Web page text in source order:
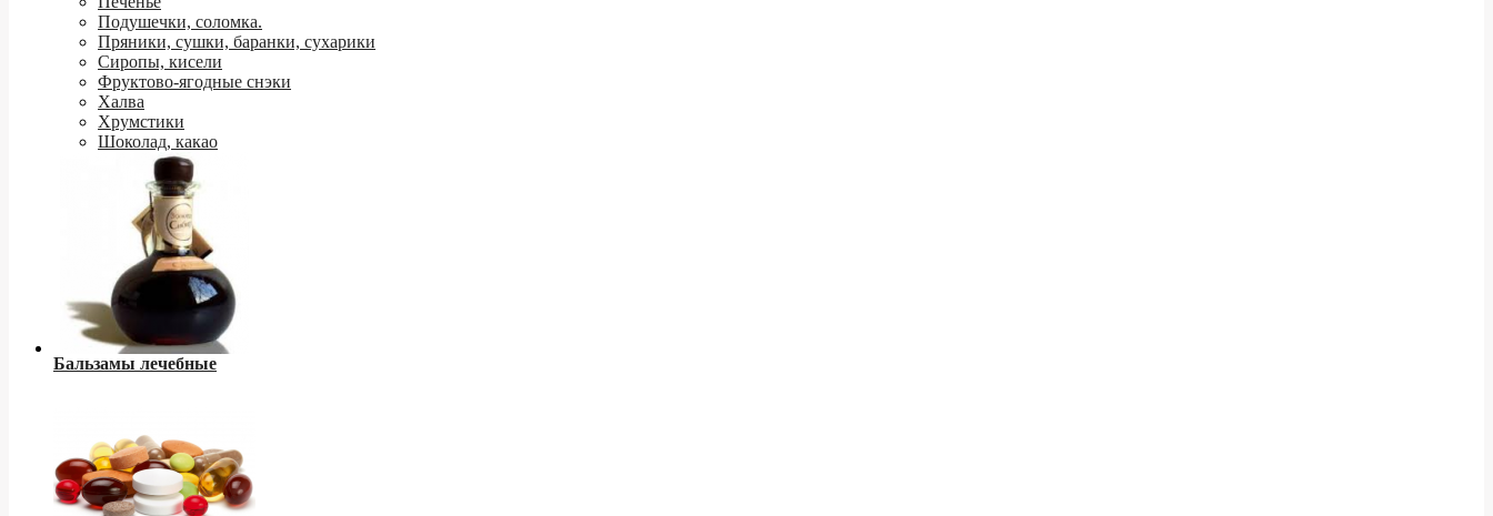
Подушечки, соломка.
Пряники, сушки, баранки, сухарики
Сиропы, кисели
Фруктово-ягодные снэки
Халва
Хрумстики
Шоколад, какао
Бальзамы лечебные